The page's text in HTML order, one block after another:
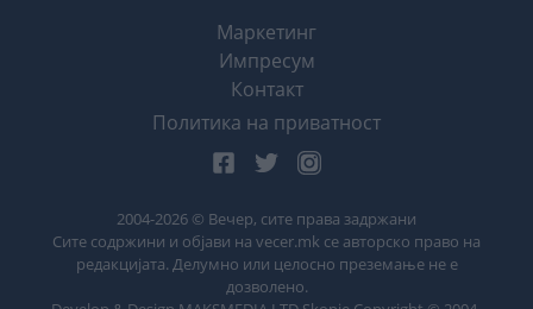
Маркетинг
Импресум
Контакт
Политика на приватност
2004-2026 © Вечер, сите права задржани
Сите содржини и објави на vecer.mk се авторско право на
редакцијата. Делумно или целосно преземање не е
дозволено.